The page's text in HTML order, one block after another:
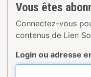
Vous êtes
Connectez-vous
contenus de Lien
Login ou adresse